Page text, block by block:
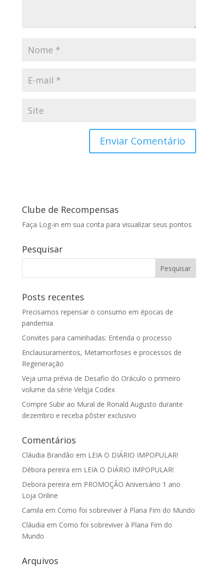
Clube de Recompensas
Faça Log-in em sua conta para visualizar seus pontos
Pesquisar
Posts recentes
Precisamos repensar o consumo em épocas de
pandemia
Convites para caminhadas: Entenda o processo
Enclausuramentos, Metamorfoses e processos de
Regeneração
Veja uma prévia de Desafio do Oráculo o primeiro
volume da série Velqja Codex
Compre Subir ao Mural de Ronald Augusto durante
dezembro e receba pôster exclusivo
Comentários
Cláudia Brandão em LEIA O DIÁRIO IMPOPULAR!
Débora pereira em LEIA O DIÁRIO IMPOPULAR!
Debora pereira em PROMOÇÃO Aniversário 1 ano
Loja Online
Camila em Como foi sobreviver à Plana Fim do Mundo
Cláudia em Como foi sobreviver à Plana Fim do
Mundo
Arquivos